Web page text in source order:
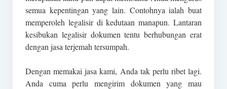
semua kepentingan yang lain. Contohnya ialah buat
memperoleh legalisir di kedutaan manapun. Lantaran
kesibukan legalisir dokumen tentu berhubungan erat
dengan jasa terjemah tersumpah.
Dengan memakai jasa kami, Anda tak perlu ribet lagi.
Anda cuma perlu mengirim dokumen yang mau